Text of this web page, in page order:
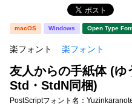
新着一覧
カート
タイプフェイス
明朝体
宋朝体
教科書体
macOS Windows Open Type
楽フォント 楽フォント
友人からの手紙体 (ゆ
Std・StdN同梱)
PostScriptフォント名：